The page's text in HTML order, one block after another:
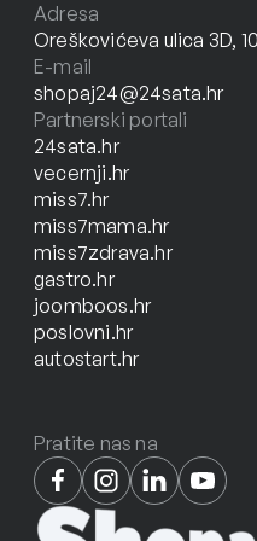
Adresa
Oreškovićeva ulica 3D,
E-mail
shopaj24@24sata.hr
Partnerski portali
24sata.hr
vecernji.hr
miss7.hr
miss7mama.hr
miss7zdrava.hr
gastro.hr
joomboos.hr
poslovni.hr
autostart.hr
Pratite nas na